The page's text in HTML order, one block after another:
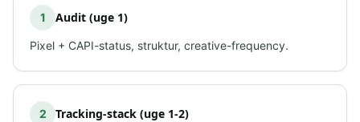
1 Audit (uge 1)
Pixel + CAPI-status, struktur, creative-frequency.
2 Tracking-stack (uge 1-2)